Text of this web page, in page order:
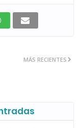
MÁS RECIENTES